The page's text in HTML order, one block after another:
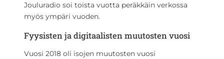
Jouluradio soi toista vuotta peräkkäin verkossa
myös ympäri vuoden.
Fyysisten ja digitaalisten muutosten vuosi
Vuosi 2018 oli isojen muutosten vuosi